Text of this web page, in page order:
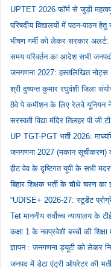
UPTET 2026 फॉर्म से जुड़ी
परिषदीय विद्यालयों में पठन-पाठन
भीषण गर्मी को लेकर सरकार
समय परिवर्तन का आदेश सभी
जनगणना 2027: हस्तलिखित नोट्स
श्री दुष्यन्त कुमार रघुवंशी जिला
8वे पे कमीशन के लिए रेलवे यूनियन
सरस्वती विद्या मंदिर तिलहर
UP TGT-PGT भर्ती 2026:
जनगणना 2027 (मकान सूचीकरण)
हीट वेव के दृष्टिगत यूपी के सभी
बिहार शिक्षक भर्ती के चौथे चरण का
“UDISE+ 2026-27: स्टूडेंट
Tet माननीय सर्वोच्च न्यायालय के
कक्षा 1 के नवप्रवेशी बच्चों की शिक्षा
ज्ञापन : जनगणना ड्यूटी को लेकर
जनपद में डेटा एंट्री ऑपरेटर की